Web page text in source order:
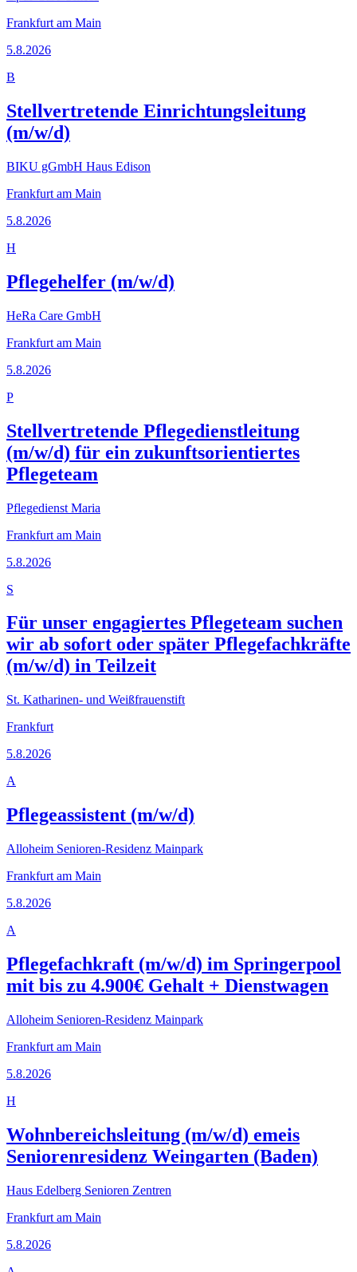
Frankfurt am Main
5.8.2026
B
Stellvertretende Einrichtungsleitung
(m/w/d)
BIKU gGmbH Haus Edison
Frankfurt am Main
5.8.2026
H
Pflegehelfer (m/w/d)
HeRa Care GmbH
Frankfurt am Main
5.8.2026
P
Stellvertretende Pflegedienstleitung
(m/w/d) für ein zukunftsorientiertes
Pflegeteam
Pflegedienst Maria
Frankfurt am Main
5.8.2026
S
Für unser engagiertes Pflegeteam suchen
wir ab sofort oder später Pflegefachkräfte
(m/w/d) in Teilzeit
St. Katharinen- und Weißfrauenstift
Frankfurt
5.8.2026
A
Pflegeassistent (m/w/d)
Alloheim Senioren-Residenz Mainpark
Frankfurt am Main
5.8.2026
A
Pflegefachkraft (m/w/d) im Springerpool
mit bis zu 4.900€ Gehalt + Dienstwagen
Alloheim Senioren-Residenz Mainpark
Frankfurt am Main
5.8.2026
H
Wohnbereichsleitung (m/w/d) emeis
Seniorenresidenz Weingarten (Baden)
Haus Edelberg Senioren Zentren
Frankfurt am Main
5.8.2026